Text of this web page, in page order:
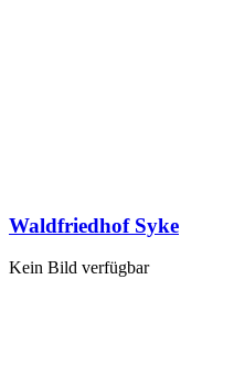
Waldfriedhof Syke
Kein Bild verfügbar